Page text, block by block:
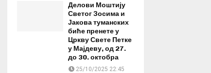
Делови Моштију
Светог Зосима и
Јакова туманских
биће пренете у
Цркву Свете Петке
у Мајдеву, од 27.
до 30. октобра
25/10/2025 22:45